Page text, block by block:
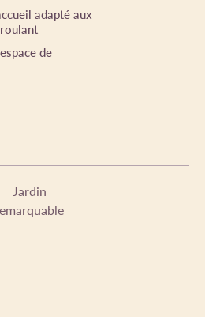
adapté aux
de
Jardin